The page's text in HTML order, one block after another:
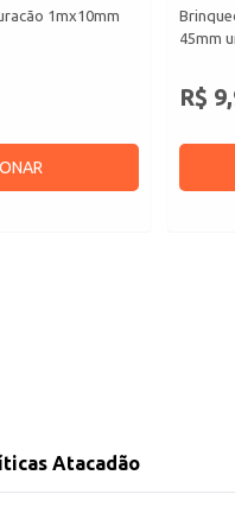
1mx10mm
45mm
R$
Atacadão